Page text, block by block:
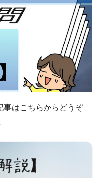
事はこちらからどうぞ